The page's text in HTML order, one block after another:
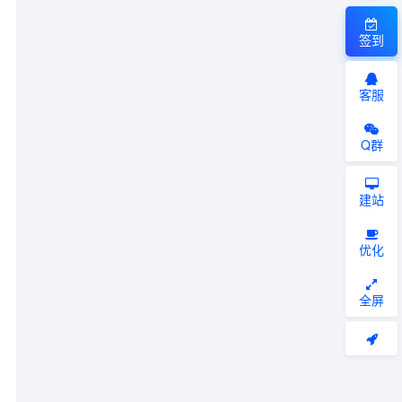
签到
客服
Q群
建站
优化
全屏